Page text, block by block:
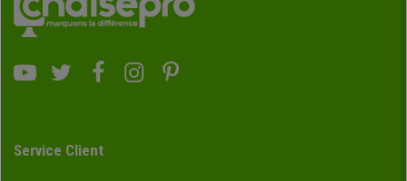
Service Client